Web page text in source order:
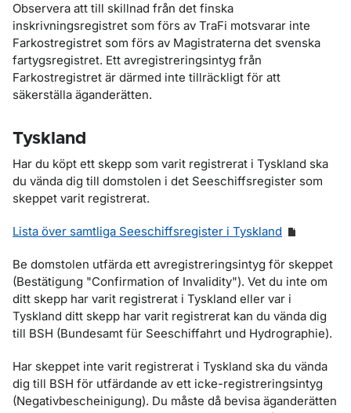
Observera att till skillnad från det finska
inskrivningsregistret som förs av TraFi motsvarar inte
Farkostregistret som förs av Magistraterna det svenska
fartygsregistret. Ett avregistreringsintyg från
Farkostregistret är därmed inte tillräckligt för att
säkerställa äganderätten.
Tyskland
Har du köpt ett skepp som varit registrerat i Tyskland ska
du vända dig till domstolen i det Seeschiffsregister som
skeppet varit registrerat.
Lista över samtliga Seeschiffsregister i Tyskland
Be domstolen utfärda ett avregistreringsintyg för skeppet
(Bestätigung "Confirmation of Invalidity"). Vet du inte om
ditt skepp har varit registrerat i Tyskland eller var i
Tyskland ditt skepp har varit registrerat kan du vända dig
till BSH (Bundesamt für Seeschiffahrt und Hydrographie).
Har skeppet inte varit registrerat i Tyskland ska du vända
dig till BSH för utfärdande av ett icke-registreringsintyg
(Negativbescheinigung). Du måste då bevisa äganderätten